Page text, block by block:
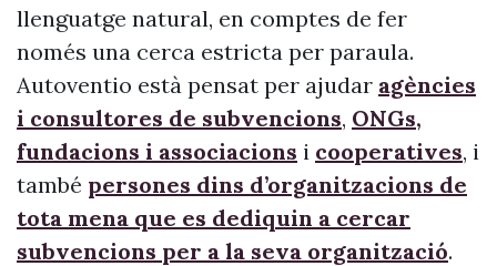
llenguatge natural, en comptes de fer
només una cerca estricta per paraula.
Autoventio està pensat per ajudar agències
i consultores de subvencions, ONGs,
fundacions i associacions i cooperatives, i
també persones dins d’organitzacions de
tota mena que es dediquin a cercar
subvencions per a la seva organització.